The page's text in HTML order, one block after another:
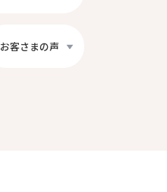
お客さまの声